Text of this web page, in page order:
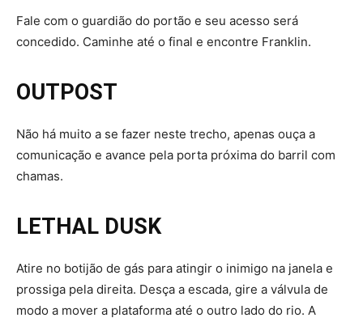
Fale com o guardião do portão e seu acesso será
concedido. Caminhe até o final e encontre Franklin.
OUTPOST
Não há muito a se fazer neste trecho, apenas ouça a
comunicação e avance pela porta próxima do barril com
chamas.
LETHAL DUSK
Atire no botijão de gás para atingir o inimigo na janela e
prossiga pela direita. Desça a escada, gire a válvula de
modo a mover a plataforma até o outro lado do rio. A